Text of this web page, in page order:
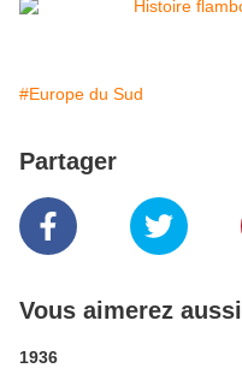
#Europe du Sud
Partager
Vous aimerez aussi
1936